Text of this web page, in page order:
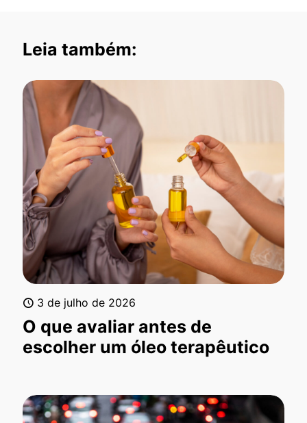
Leia também:
3 de julho de 2026
O que avaliar antes de
escolher um óleo terapêutico